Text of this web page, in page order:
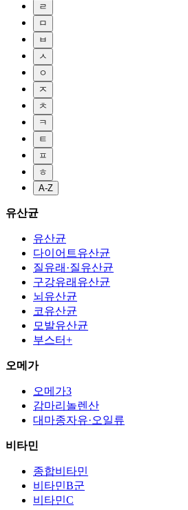
ㄹ
ㅁ
ㅂ
ㅅ
ㅇ
ㅈ
ㅊ
ㅋ
ㅌ
ㅍ
ㅎ
A-Z
유산균
유산균
다이어트유산균
질유래·질유산균
구강유래유산균
뇌유산균
코유산균
모발유산균
부스터+
오메가
오메가3
감마리놀렌산
대마종자유·오일류
비타민
종합비타민
비타민B군
비타민C